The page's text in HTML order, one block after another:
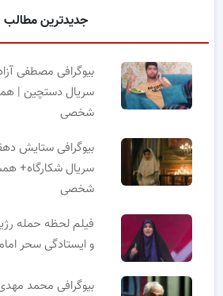
جدیدترین مطالب
بیوگرافی مصطفی
سریال دستچین |
شخصی
بیوگرافی ستایش
سریال
شخصی
فیلم لحظه حمله
و ایستادگی سحر
بیوگرافی محمد